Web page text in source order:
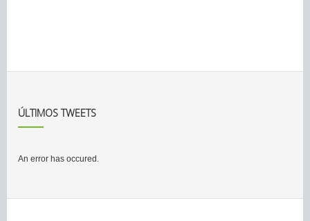
ÚLTIMOS TWEETS
An error has occured.